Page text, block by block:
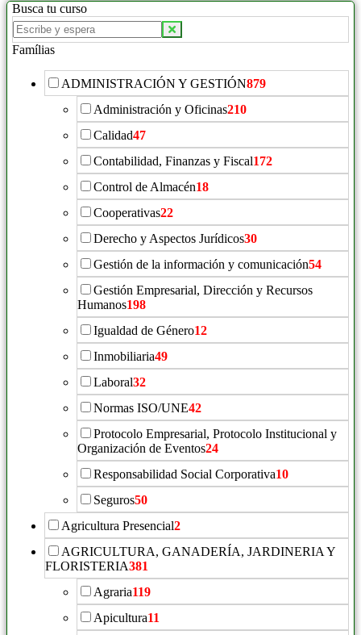
Busca tu curso
Famílias
ADMINISTRACIÓN Y GESTIÓN879
Administración y Oficinas210
Calidad47
Contabilidad, Finanzas y Fiscal172
Control de Almacén18
Cooperativas22
Derecho y Aspectos Jurídicos30
Gestión de la información y comunicación54
Gestión Empresarial, Dirección y Recursos
Humanos198
Igualdad de Género12
Inmobiliaria49
Laboral32
Normas ISO/UNE42
Protocolo Empresarial, Protocolo Institucional y
Organización de Eventos24
Responsabilidad Social Corporativa10
Seguros50
Agricultura Presencial2
AGRICULTURA, GANADERÍA, JARDINERIA Y
FLORISTERIA381
Agraria119
Apicultura11